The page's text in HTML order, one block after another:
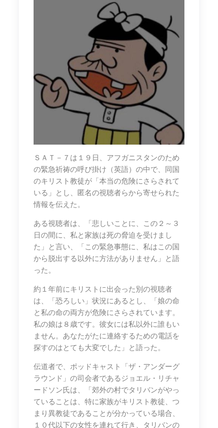
ＳＡＴ－７は１９日、アフガニスタンのため
の緊急祈祷の呼び掛け（英語）の中で、同国
のキリスト教徒が「本当の危険にさらされて
いる」とし、匿名の視聴者らから寄せられた
情報を伝えた。
ある視聴者は、「悲しいことに、この２～３
日の間に、私と家族は死の脅迫を受けまし
た」と言い、「この緊急事態に、私はこの国
から脱出する以外に方法がありません」と語
った。
約１年前にキリストに出会った別の視聴者
は、「恐ろしい」状況にあるとし、「娘の命
と私の命の両方が危険にさらされています。
私の娘は８歳です。彼女には私以外に誰もい
ません。あなたがたに連絡するための電話を
探すのはとても大変でした」と語った。
伝道者で、ポッドキャスト「ザ・アンダーグ
ラウンド」の司会者であるジョエル・リチャ
ードソン氏は、「郊外の村でタリバンがやっ
ていることは、特に家族がキリスト教徒、つ
まり異教徒であることが分かっている場合、
１０代以下の女性を連れて行き、タリバンの